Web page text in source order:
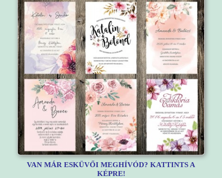
VAN MÁR ESKÜVŐI MEGHÍVÓD? KATTINTS A
KÉPRE!